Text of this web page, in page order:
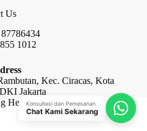
Us
1012
Kec. Ciracas, Kota
Jakarta
Heayy Duty by Raja Rak
Konsultasi dan Pemesanan
Chat Kami Sekarang